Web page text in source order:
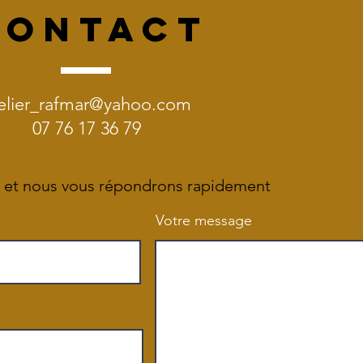
et nous vous répondrons rapidement
Votre message
07 76 17 36 79